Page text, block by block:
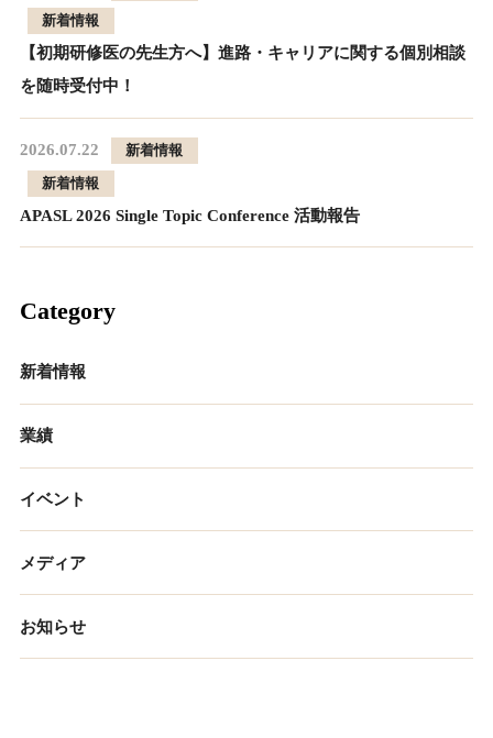
新着情報
【初期研修医の先生方へ】進路・キャリアに関する個別相談
を随時受付中！
2026.07.22
新着情報
新着情報
APASL 2026 Single Topic Conference 活動報告
Category
新着情報
業績
イベント
メディア
お知らせ